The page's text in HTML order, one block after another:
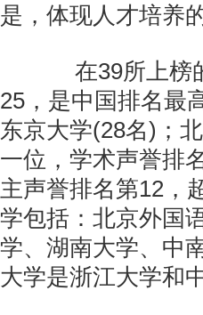
是，体现人才培养
在39所上榜的
25，是中国排名最
东京大学(28名)；
一位，学术声誉排
主声誉排名第12，
学包括：北京外国
学、湖南大学、中
大学是浙江大学和